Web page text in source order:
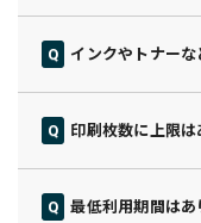
てご利用いただけま
タマーサポートへご連
ねる場合もございま
インクやトナー
ので手間なくご利用
印刷枚数に上限は
ざいます。そのため
最低利用期間はあ